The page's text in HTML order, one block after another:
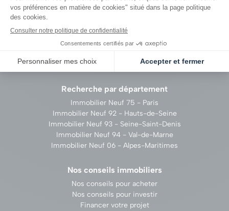
Politique des cookies
Recherche par thème
Nos résidences en construction
Nos parkings en vente
Recherche par département
Immobilier Neuf 75 - Paris
Immobilier Neuf 92 - Hauts-de-Seine
Immobilier Neuf 93 - Seine-Saint-Denis
Immobilier Neuf 94 - Val-de-Marne
Immobilier Neuf 06 - Alpes-Maritimes
Nos conseils immobiliers
Nos conseils pour acheter
Nos conseils pour investir
Financer votre projet